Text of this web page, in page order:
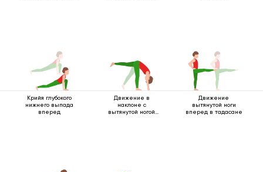
Крийя глубокого
нижнего выпада
вперед
Движение в
наклоне с
вытянутой ногой
Движение
вытянутой ноги
вперед в тадасане